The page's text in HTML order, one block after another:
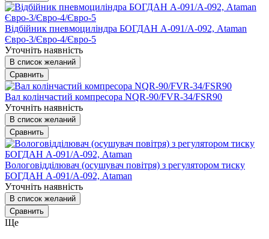
Відбійник пневмоциліндра БОГДАН А-091/А-092, Ataman
Євро-3/Євро-4/Євро-5
Уточніть наявність
В список желаний
Сравнить
Вал колінчастий компресора NQR-90/FVR-34/FSR90
Уточніть наявність
В список желаний
Сравнить
Вологовідділювач (осушувач повітря) з регулятором тиску
БОГДАН А-091/А-092, Ataman
Уточніть наявність
В список желаний
Сравнить
Ще